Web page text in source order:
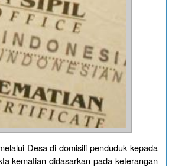
Desa di domisili penduduk kepada
kematian didasarkan pada keterangan